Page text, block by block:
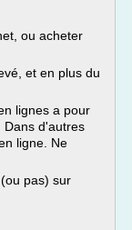
ou acheter
et en plus du
lignes a pour
Dans d'autres
ligne. Ne
pas) sur